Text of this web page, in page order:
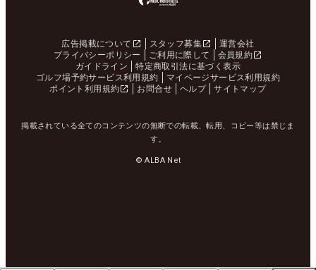
広告掲載について スタッフ募集
運営会社
プライバシーポリシー
ご利用に際して
会員規約
ガイドライン
特定商取引法に基づく表示
ゴルフ場予約サービス利用規約
マイページサービス利用規約
ポイント利用規約
お問合せ ヘルプ サイトマップ
掲載されている全てのコンテンツの無断での転載、転用、コピー等は禁じま
す。
© ALBA Net